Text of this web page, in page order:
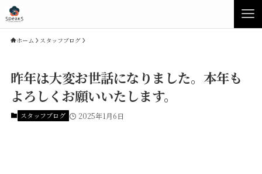
ホーム スタッフブログ
昨年は大変お世話になりました。本年も
よろしくお願いいたします。
スタッフブログ 2025年1月6日